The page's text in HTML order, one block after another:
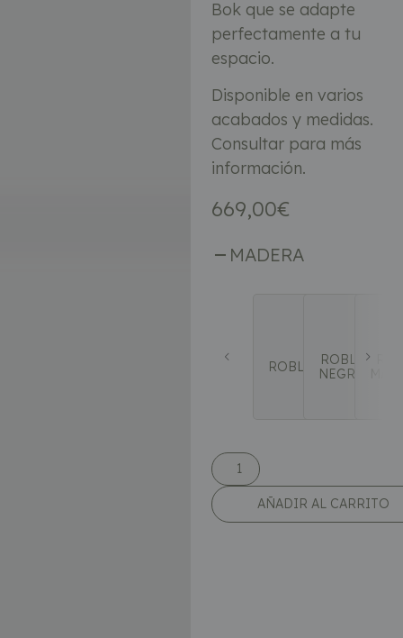
Bok que se adapte
perfectamente a tu
espacio.
Disponible en varios
acabados y medidas.
Consultar para más
información.
669,00€
MADERA
ROBLE
ROBLE
NEGRO
AÑADIR AL CARRITO